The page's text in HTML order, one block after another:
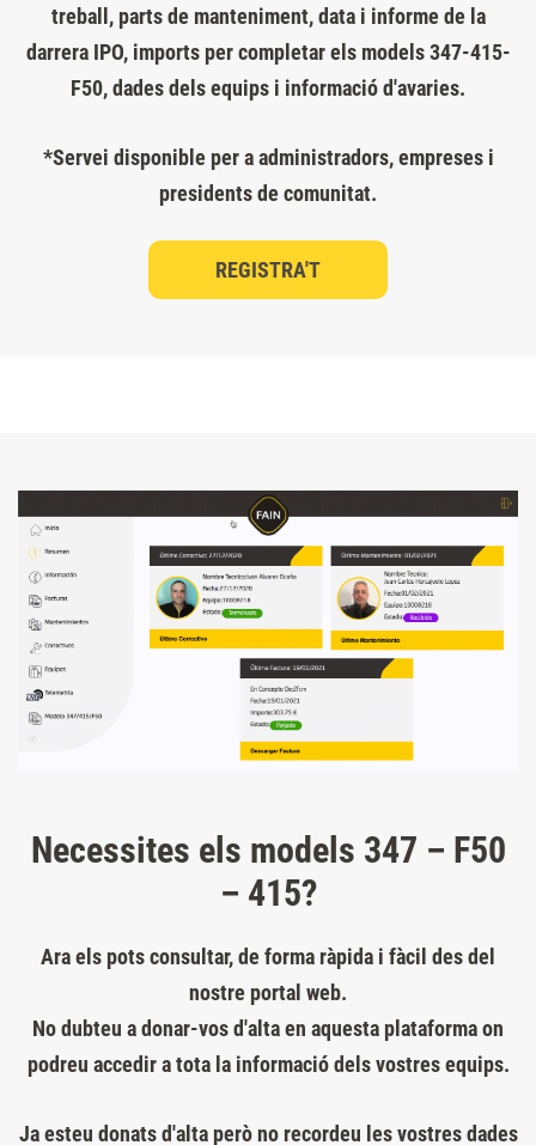
treball, parts de manteniment, data i informe de la
darrera IPO, imports per completar els models 347-415-
F50, dades dels equips i informació d'avaries.
*Servei disponible per a administradors, empreses i
presidents de comunitat.
REGISTRA'T
Necessites els models 347 – F50
– 415?
Ara els pots consultar, de forma ràpida i fàcil des del
nostre portal web.
No dubteu a donar-vos d'alta en aquesta plataforma on
podreu accedir a tota la informació dels vostres equips.
Ja esteu donats d'alta però no recordeu les vostres dades